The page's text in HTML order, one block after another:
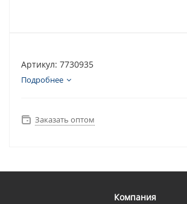
Артикул: 7730935
Подробнее
Заказать оптом
Компания